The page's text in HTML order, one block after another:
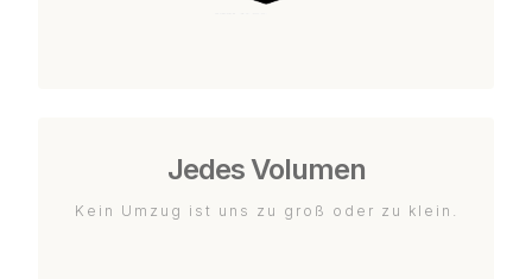
Jedes Volumen
Kein Umzug ist uns zu groß oder zu klein.